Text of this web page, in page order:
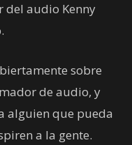
del audio Kenny
sobre
de audio, y
alguien que pueda
a la gente.